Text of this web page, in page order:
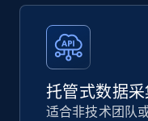
托管式数据采
适合非技术团队